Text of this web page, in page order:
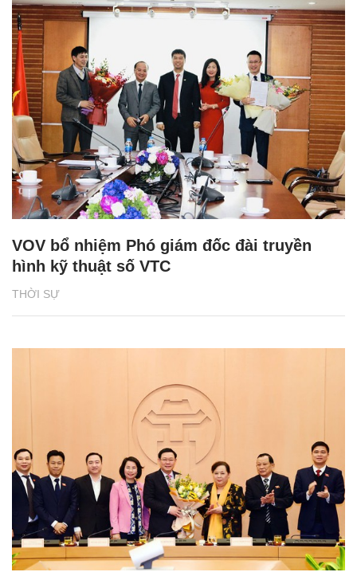
THỜI SỰ
VOV bổ nhiệm Phó giám đốc đài truyền
hình kỹ thuật số VTC